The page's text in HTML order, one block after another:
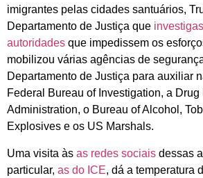
imigrantes pelas cidades santuários,
Departamento de Justiça que
autoridades que impedissem os
mobilizou várias agências de
Departamento de Justiça para auxiliar
Federal Bureau of Investigation, a Drug
Administration, o Bureau of Alcohol,
Explosives e os US Marshals.
Uma visita às as redes sociais dessas
particular, as do ICE, dá a temperatura